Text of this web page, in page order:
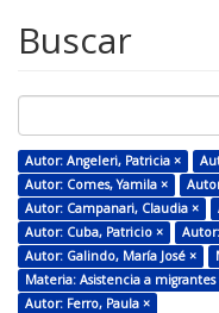
Buscar
Autor: Angeleri, Patricia ×
Autor: Comes, Yamila ×
Autor: Campanari, Claudia ×
Autor: Cuba, Patricio ×
Autor: Galindo, María José ×
Materia: Asistencia a migrantes
Autor: Ferro, Paula ×